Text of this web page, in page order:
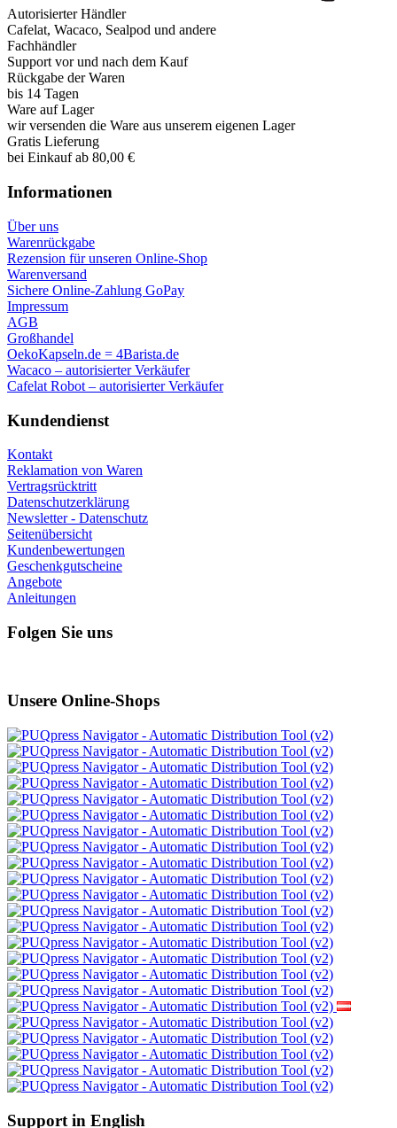
Autorisierter Händler
Cafelat, Wacaco, Sealpod und andere
Fachhändler
Support vor und nach dem Kauf
Rückgabe der Waren
bis 14 Tagen
Ware auf Lager
wir versenden die Ware aus unserem eigenen Lager
Gratis Lieferung
bei Einkauf ab 80,00 €
Informationen
Über uns
Warenrückgabe
Rezension für unseren Online-Shop
Warenversand
Sichere Online-Zahlung GoPay
Impressum
AGB
Großhandel
OekoKapseln.de = 4Barista.de
Wacaco – autorisierter Verkäufer
Cafelat Robot – autorisierter Verkäufer
Kundendienst
Kontakt
Reklamation von Waren
Vertragsrücktritt
Datenschutzerklärung
Newsletter - Datenschutz
Seitenübersicht
Kundenbewertungen
Geschenkgutscheine
Angebote
Anleitungen
Folgen Sie uns
Unsere Online-Shops
Support in English